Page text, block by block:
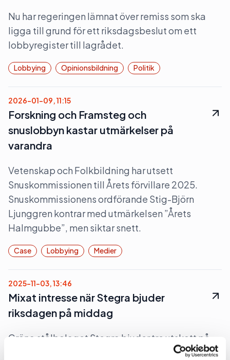
Nu har regeringen lämnat över remiss som ska
ligga till grund för ett riksdagsbeslut om ett
lobbyregister till lagrådet.
Lobbying Opinionsbildning Politik
2026-01-09, 11:15
Forskning och Framsteg och
snuslobbyn kastar utmärkelser på
varandra
Vetenskap och Folkbildning har utsett
Snuskommissionen till Årets förvillare 2025.
Snuskommissionens ordförande Stig-Björn
Ljunggren kontrar med utmärkelsen ”Årets
Halmgubbe”, men siktar snett.
Case Lobbying Medier
2025-11-03, 13:46
Mixat intresse när Stegra bjuder
riksdagen på middag
Gröna stålbolaget Stegra bjuder tre utskott på
middag i morgon, tisdagen 4 november. Det